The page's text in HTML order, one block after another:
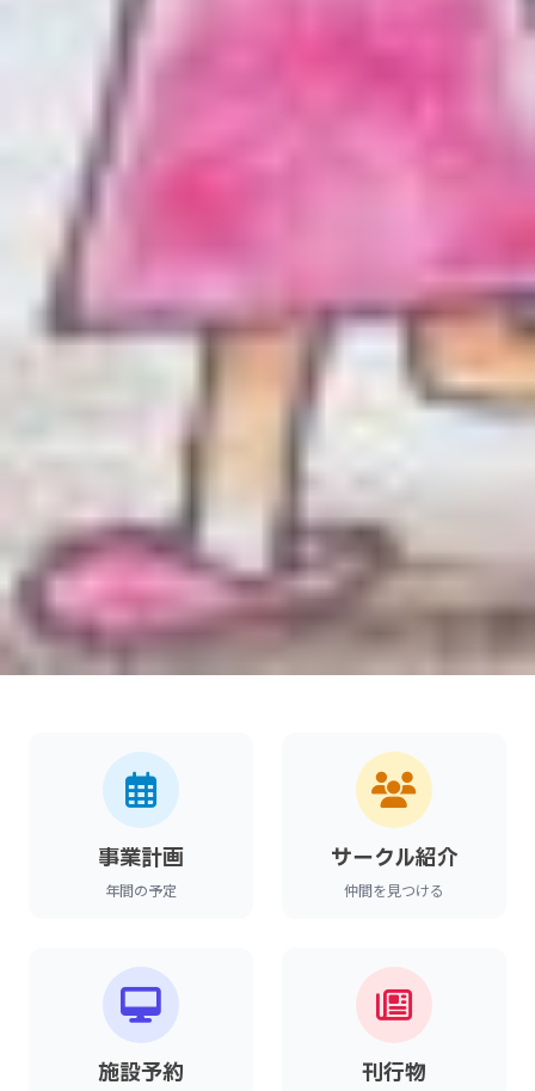
事業計画
年間の予定
サークル紹介
仲間を見つける
施設予約 刊行物